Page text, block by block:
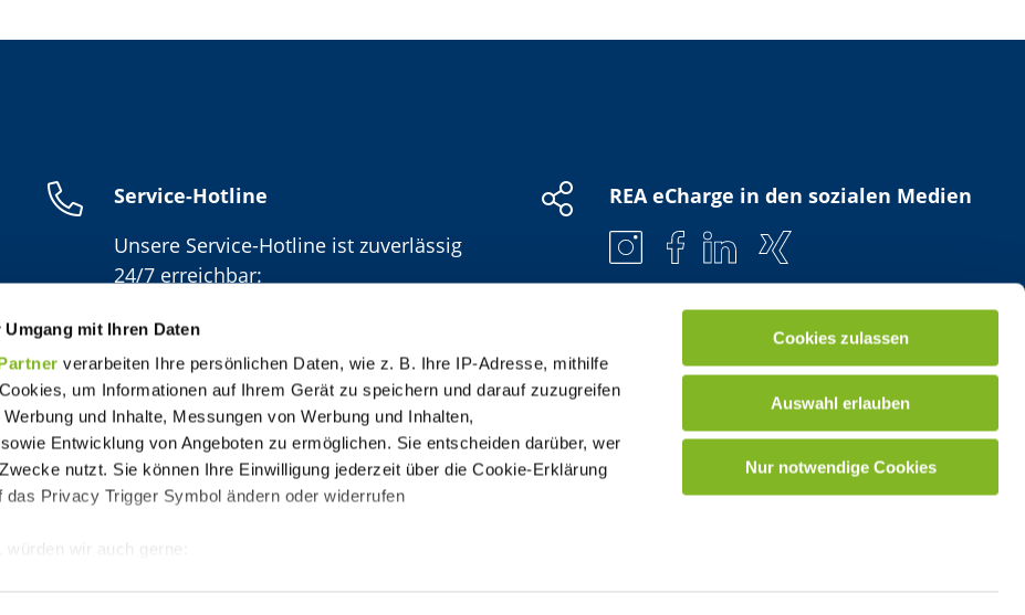
mit Ihren Daten
verarbeiten Ihre persönlichen Daten, wie z. B. Ihre IP-Adresse, mithilfe
um Informationen auf Ihrem Gerät zu speichern und darauf zuzugreifen
und Inhalte, Messungen von Werbung und Inhalten,
Entwicklung von Angeboten zu ermöglichen. Sie entscheiden darüber, wer
nutzt. Sie können Ihre Einwilligung jederzeit über die Cookie-Erklärung
Privacy Trigger Symbol ändern oder widerrufen
wir auch gerne:
Cookies zulassen
Auswahl erlauben
Nur notwendige Cookies
Service-Hotline
Unsere Service-Hotline ist zuverlässig
24/7 erreichbar:
06154/638-1600
REA eCharge in den sozialen Medien